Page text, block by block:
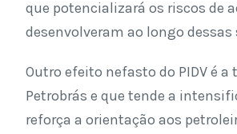
que potencializará os riscos de
desenvolveram ao longo
Outro efeito nefasto do PIDV é
Petrobrás e que tende a
reforça a orientação aos